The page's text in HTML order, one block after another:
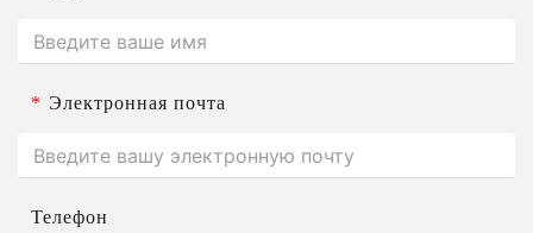
* Электронная почта
Телефон